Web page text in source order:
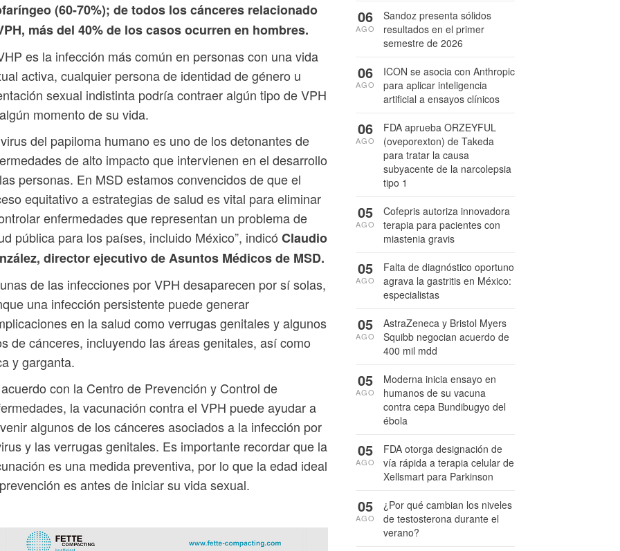
(60-70%); de todos los cánceres relacionado
más del 40% de los casos ocurren en hombres.
es la infección más común en personas con una vida
activa, cualquier persona de identidad de género u
sexual indistinta podría contraer algún tipo de VPH
momento de su vida.
del papiloma humano es uno de los detonantes de
de alto impacto que intervienen en el desarrollo
personas. En MSD estamos convencidos de que el
equitativo a estrategias de salud es vital para eliminar
enfermedades que representan un problema de
pública para los países, incluido México”, indicó Claudio
director ejecutivo de Asuntos Médicos de MSD.
de las infecciones por VPH desaparecen por sí solas,
una infección persistente puede generar
en la salud como verrugas genitales y algunos
de cánceres, incluyendo las áreas genitales, así como
y garganta.
con la Centro de Prevención y Control de
la vacunación contra el VPH puede ayudar a
algunos de los cánceres asociados a la infección por
y las verrugas genitales. Es importante recordar que la
es una medida preventiva, por lo que la edad ideal
es antes de iniciar su vida sexual.
Sandoz presenta sólidos
resultados en el primer
semestre de 2026
06
AGO
ICON se asocia con Anthropic
para aplicar inteligencia
artificial a ensayos clínicos
06
AGO
FDA aprueba ORZEYFUL
(oveporexton) de Takeda
para tratar la causa
subyacente de la narcolepsia
tipo 1
06
AGO
Cofepris autoriza innovadora
terapia para pacientes con
miastenia gravis
05
AGO
Falta de diagnóstico oportuno
agrava la gastritis en México:
especialistas
05
AGO
AstraZeneca y Bristol Myers
Squibb negocian acuerdo de
400 mil mdd
05
AGO
Moderna inicia ensayo en
humanos de su vacuna
contra cepa Bundibugyo del
ébola
05
AGO
FDA otorga designación de
vía rápida a terapia celular de
Xellsmart para Parkinson
05
AGO
¿Por qué cambian los niveles
de testosterona durante el
verano?
05
AGO